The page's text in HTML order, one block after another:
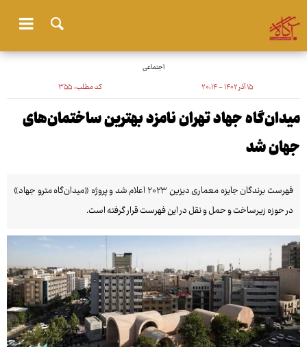
اجتماعی
۱۵ آذر ۱۴۰۲ - ۲۰:۱۴ کد مطلب:۳۵۵
میدان‌گاه جهاد تهران نامزد بهترین ساختمان‌های
جهان شد
فهرست برندگان جایزه معماری دیزین ۲۰۲۳ اعلام شد و پروژه «میدان‌گاه مترو جهاد»
در حوزه زیرساخت و حمل و نقل در این فهرست قرار گرفته است.